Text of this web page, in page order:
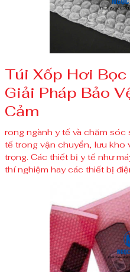
Túi Xốp Hơi
Giải Pháp Bảo
Cảm
rong ngành y tế và chăm
tế trong vận chuyển, lưu kho
trọng. Các thiết bị y tế như
thí nghiệm hay các thiết bị